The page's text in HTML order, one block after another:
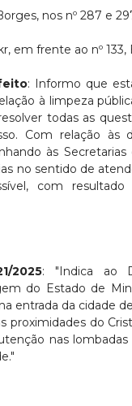
nos nº 287 e
em frente ao nº 133,
: Informo que
à limpeza
todas as
Com relação às
às
no sentido de
com resultado
2025: "Indica ao
do Estado de
entrada da cidade
proximidades do
nas